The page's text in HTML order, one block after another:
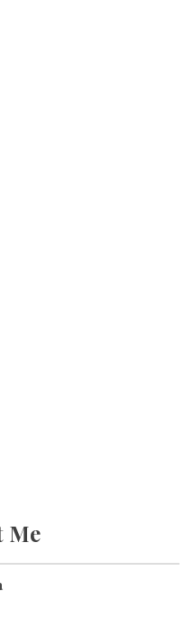
Me